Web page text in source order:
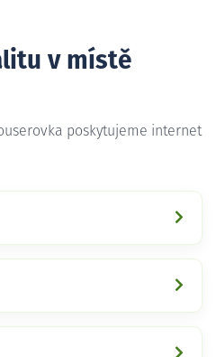
v místě
poskytujeme internet